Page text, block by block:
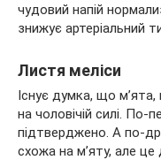
чудовий напій
знижує артеріальний
Листя меліси
Існує думка, що
на чоловічій силі. По-
підтверджено. А по-
схожа на м’яту, але